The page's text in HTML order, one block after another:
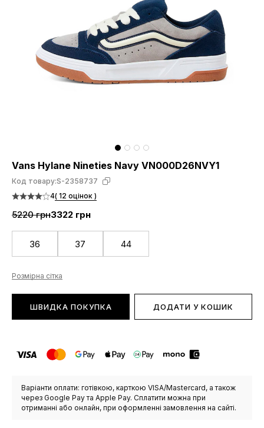
Vans Hylane Nineties Navy VN000D26NVY1
Код товару:S-2358737
4( 12 оцінок )
5220 грн3322 грн
36 37 44
Розмірна сітка
ШВИДКА ПОКУПКА ДОДАТИ У КОШИК
Варіанти оплати: готівкою, карткою VISA/Mastercard, а також
через Google Pay та Apple Pay. Сплатити можна при
отриманні або онлайн, при оформленні замовлення на сайті.